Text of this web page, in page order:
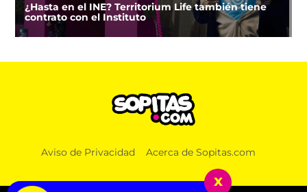
¿Hasta en el INE? Territorium Life también tiene
contrato con el Instituto
Aviso de Privacidad Acerca de Sopitas.com
x